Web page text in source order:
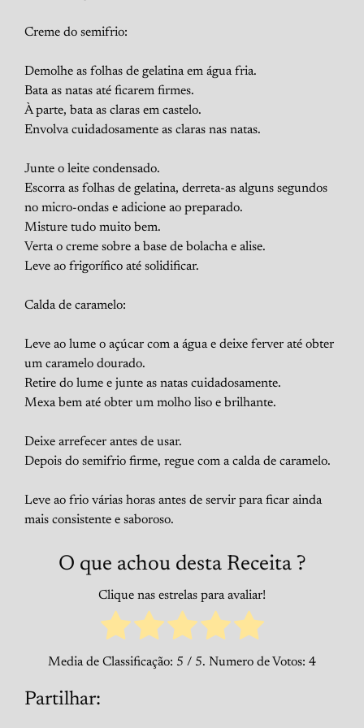
Creme do semifrio:
Demolhe as folhas de gelatina em água fria.
Bata as natas até ficarem firmes.
À parte, bata as claras em castelo.
Envolva cuidadosamente as claras nas natas.
Junte o leite condensado.
Escorra as folhas de gelatina, derreta-as alguns segundos
no micro-ondas e adicione ao preparado.
Misture tudo muito bem.
Verta o creme sobre a base de bolacha e alise.
Leve ao frigorífico até solidificar.
Calda de caramelo:
Leve ao lume o açúcar com a água e deixe ferver até obter
um caramelo dourado.
Retire do lume e junte as natas cuidadosamente.
Mexa bem até obter um molho liso e brilhante.
Deixe arrefecer antes de usar.
Depois do semifrio firme, regue com a calda de caramelo.
Leve ao frio várias horas antes de servir para ficar ainda
mais consistente e saboroso.
O que achou desta Receita ?
Clique nas estrelas para avaliar!
Media de Classificação: 5 / 5. Numero de Votos: 4
Partilhar: